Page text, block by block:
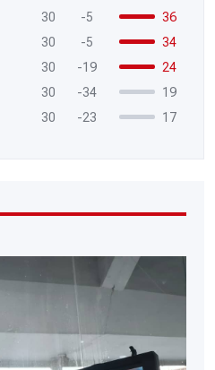
30 -5
36
30 -5
34
30 -19
24
30 -34
19
30 -23 17